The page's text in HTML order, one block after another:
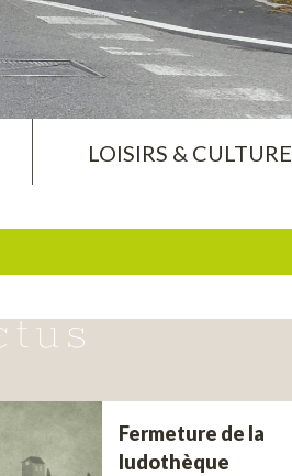
LOISIRS & CULTURE
Fermeture de la
ludothèque